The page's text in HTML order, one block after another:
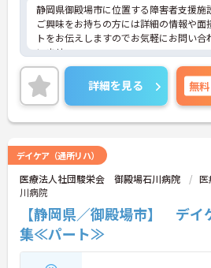
静岡県御殿場市に位置する障害者支援施
ご興味をお持ちの方には詳細の情報や面
トをお伝えしますのでお気軽にお問い合
いませ。
詳細を見る 無料
デイケア（通所リハ）
医療法人社団駿栄会 御殿場石川病院
川病院
【静岡県／御殿場市】 デイ
集≪パート≫